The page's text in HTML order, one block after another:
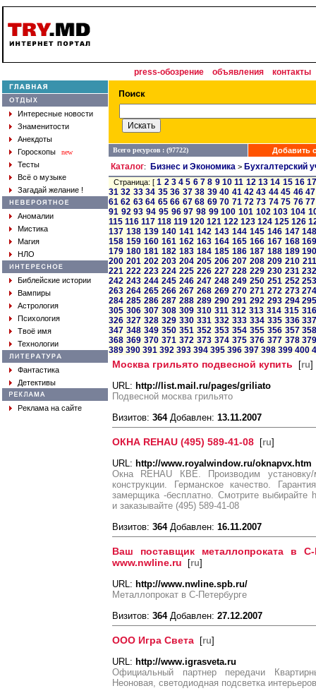
press-обозрение объявления контакты
Интересные новости
Знаменитости
Анекдоты
Гороскопы
new
Тесты
Всё о музыке
Загадай желание !
Аномалии
Мистика
Магия
НЛО
Библейские истории
Вампиры
Астрология
Психология
Твоё имя
Технологии
Фантастика
Детективы
Реклама на сайте
Всего ресурсов : (97722) Добавить
Каталог: Бизнес и Экономика > Бухгалтерский
Страница: [1 2 3 4 5 6 7 8 9 10 11 12 13 14 15 16
31 32 33 34 35 36 37 38 39 40 41 42 43 44 45 46 47
61 62 63 64 65 66 67 68 69 70 71 72 73 74 75 76 77
91 92 93 94 95 96 97 98 99 100 101 102 103 104
115 116 117 118 119 120 121 122 123 124 125 126
137 138 139 140 141 142 143 144 145 146 147
158 159 160 161 162 163 164 165 166 167 168
179 180 181 182 183 184 185 186 187 188 189
200 201 202 203 204 205 206 207 208 209 210 211
221 222 223 224 225 226 227 228 229 230 231
242 243 244 245 246 247 248 249 250 251 252
263 264 265 266 267 268 269 270 271 272 273
284 285 286 287 288 289 290 291 292 293 294
305 306 307 308 309 310 311 312 313 314 315 316
326 327 328 329 330 331 332 333 334 335 336
347 348 349 350 351 352 353 354 355 356 357
368 369 370 371 372 373 374 375 376 377 378
389 390 391 392 393 394 395 396 397 398 399 400
Москва грильято подвесной купить [ru]
URL: http://list.mail.ru/pages/griliato
Подвесной москва грильято
Визитов: 364Добавлен: 13.11.2007
ОКНА REHAU (495) 589-41-08 [ru]
URL: http://www.royalwindow.ru/oknapvx.htm
Окна REHAU КВЕ. Производим
конструкции. Германское качество.
замерщика -бесплатно. Смотрите выбирайте
и заказывайте (495) 589-41-08
Визитов: 364Добавлен: 16.11.2007
Ваш поставщик металлопроката в
www.nwline.ru [ru]
URL: http://www.nwline.spb.ru/
Металлопрокат в С-Петербурге
Визитов: 364Добавлен: 27.12.2007
ООО Игра Света [ru]
URL: http://www.igrasveta.ru
Официальный партнер передачи
Неоновая, светодиодная подсветка